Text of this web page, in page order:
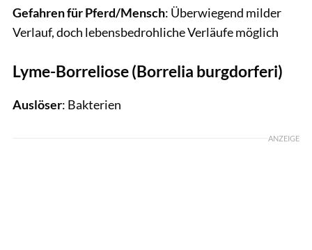
Gefahren für Pferd/Mensch: Überwiegend milder
Verlauf, doch lebensbedrohliche Verläufe möglich
Lyme-Borreliose (Borrelia burgdorferi)
Auslöser: Bakterien
ANZEIGE